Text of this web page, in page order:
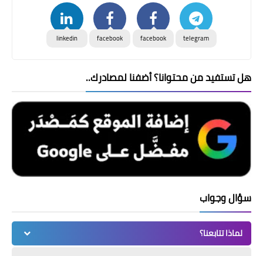
telegram
facebook
facebook
linkedin
هل تستفيد من محتوانا؟ أضفنا لمصادرك..
سؤال وجواب
لماذا تتابعنا؟